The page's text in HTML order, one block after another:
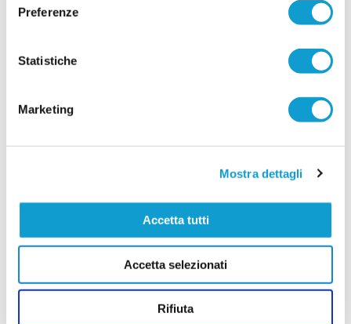
Preferenze
Statistiche
Marketing
Mostra dettagli
Accetta tutti
Accetta selezionati
Rifiuta
Nella foto: Mauro Bertarelli e il presidente
La società ha deciso di aff
FABRIANO CERRETO denuncia: "Giù le
L’A.S.D. Fabriano Cerreto interviene con
denunciato dal club biancorosso, starebbe
rispettive famiglie. Attraverso una nota ufficiale, la
società ha reso noto di aver ricevuto
segnalazioni dettagliate riguardanti presunti com
20/06/2026
Vai all'edizione provinciale